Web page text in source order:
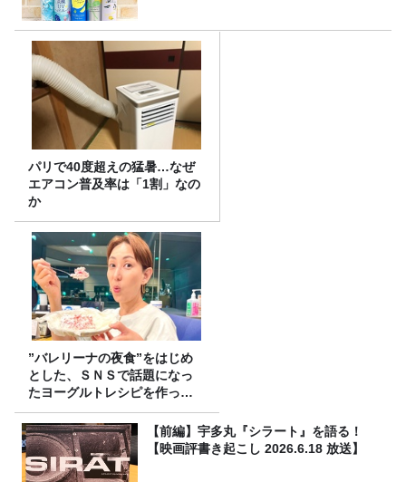
パリで40度超えの猛暑…なぜ
エアコン普及率は「1割」なの
か
”バレリーナの夜食”をはじめ
とした、ＳＮＳで話題になっ
たヨーグルトレシピを作って
みた！
【前編】宇多丸『シラート』を語る！
【映画評書き起こし 2026.6.18 放送】